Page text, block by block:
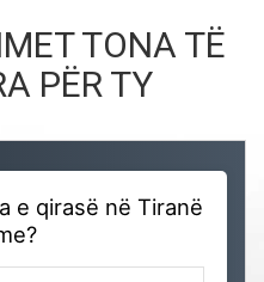
TONA TË
PËR TY